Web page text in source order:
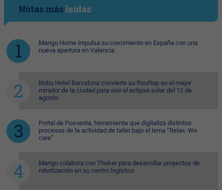
Notas másleídas
Mango Home impulsa su crecimiento en España con una
nueva apertura en Valencia
Nobu Hotel Barcelona convierte su Rooftop en el mejor
mirador de la ciudad para vivir el eclipse solar del 12 de
agosto
Portal de Posventa, herramienta que digitaliza distintos
procesos de la actividad de taller bajo el lema “Relax. We
care”
Mango colabora con Theker para desarrollar proyectos de
robotización en su centro logístico